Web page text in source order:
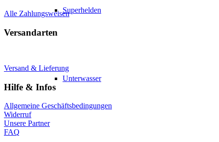
Superhelden
Unterwasser
Alle Zahlungsweisen
Versandarten
Versand & Lieferung
Hilfe & Infos
Allgemeine Geschäftsbedingungen
Widerruf
Unsere Partner
FAQ